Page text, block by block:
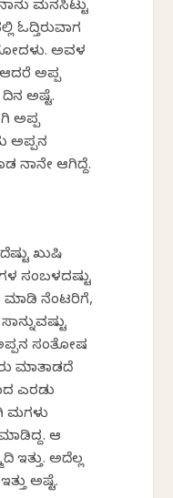
ಮನಸಿಟ್ಟು
ಓದ್ತಿರುವಾಗ
ಅವಳ
ಆದರೆ ಅಪ್ಪ
ದಿನ ಅಷ್ಟೆ.
ಅಪ್ಪ
ಅಪ್ಪನ
ನಾನೇ ಆಗಿದ್ದೆ.
ಖುಷಿ
ಸಂಬಳದಷ್ಟು
ಮಾಡಿ ನೆಂಟರಿಗೆ,
ಸಂತೋಷ
ಮಾತಾಡದೆ
ಎರಡು
ಮಗಳು
ಆ
ಇತ್ತು. ಅದೆಲ್ಲ
ಅಷ್ಟೆ.